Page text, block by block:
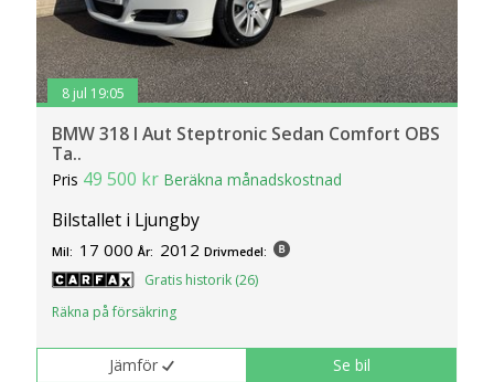
8 jul 19:05
BMW 318 I Aut Steptronic Sedan Comfort OBS
Ta..
Pris 49 500 kr Beräkna månadskostnad
Bilstallet i Ljungby
Mil: 17 000 År: 2012 Drivmedel:
Gratis historik (26)
Räkna på försäkring
Jämför Se bil